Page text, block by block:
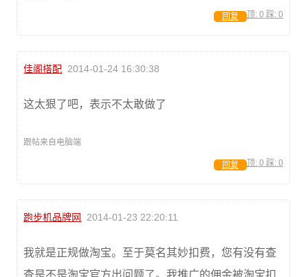
顶: 0 踩: 0
回复
佳阁搭配 2014-01-24 16:30:38
这太狠了吧，表示不太敢做了
跟帖来自电脑端
顶: 0 踩: 0
回复
跑步机品牌网 2014-01-23 22:20:11
我就是正规做淘宝。至于莫名其妙扣费，您有没有查
查是不是淘宝官方出问题了。我推广的佣金被淘宝扣